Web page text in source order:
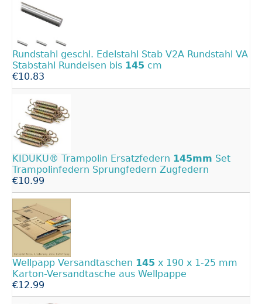
Rundstahl geschl. Edelstahl Stab V2A Rundstahl VA
Stabstahl Rundeisen bis 145 cm
€10.83
KIDUKU® Trampolin Ersatzfedern 145mm Set
Trampolinfedern Sprungfedern Zugfedern
€10.99
Wellpapp Versandtaschen 145 x 190 x 1-25 mm
Karton-Versandtasche aus Wellpappe
€12.99